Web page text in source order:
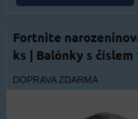
Fortnite
ks | Balónky s číslem
DOPRAVA ZDARMA